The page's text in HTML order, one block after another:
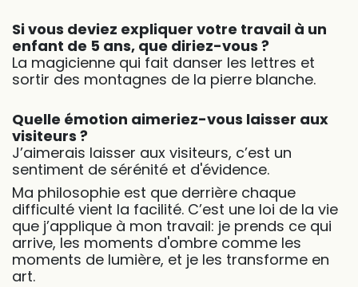
Si vous deviez expliquer votre travail à un
enfant de 5 ans, que diriez-vous ?
La magicienne qui fait danser les lettres et
sortir des montagnes de la pierre blanche.
Quelle émotion aimeriez-vous laisser aux
visiteurs ?
J’aimerais laisser aux visiteurs, c’est un
sentiment de sérénité et d'évidence.
​Ma philosophie est que derrière chaque
difficulté vient la facilité. C’est une loi de la vie
que j’applique à mon travail: je prends ce qui
arrive, les moments d'ombre comme les
moments de lumière, et je les transforme en
art.